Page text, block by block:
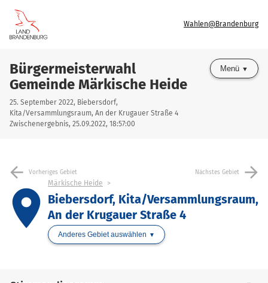
Wahlen@Brandenburg
Bürgermeisterwahl
Gemeinde Märkische Heide
25. September 2022, Biebersdorf,
Kita/Versammlungsraum, An der Krugauer Straße 4
Zwischenergebnis, 25.09.2022, 18:57:00
Menü
arrow_back Vorheriges Gebiet Nächstes Gebiet arrow_forward
place
Märkische Heide
Biebersdorf, Kita/Versammlungsraum,
An der Krugauer Straße 4
Anderes Gebiet auswählen